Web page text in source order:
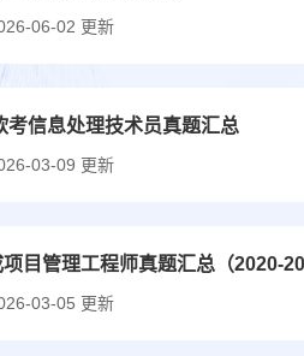
06-02 更新
考信息处理技术员真题汇总
03-09 更新
目管理工程师真题汇总（2020-
03-05 更新